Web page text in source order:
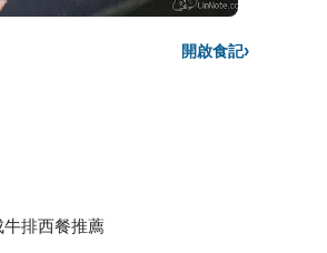
開啟食記›
排西餐推薦